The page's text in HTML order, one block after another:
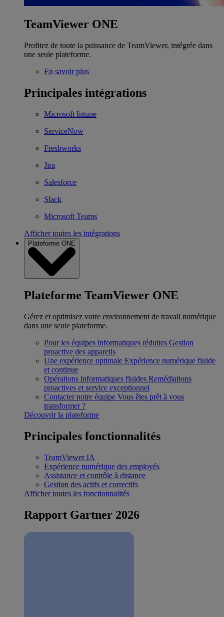
TeamViewer ONE
Profitez de toute la puissance de TeamViewer, intégrée dans
une seule plateforme.
En savoir plus
Principales intégrations
Microsoft Intune
ServiceNow
Freshworks
Jira
Salesforce
Slack
Microsoft Teams
Afficher toutes les intégrations
Plateforme ONE
Plateforme TeamViewer ONE
Gérez et optimisez votre environnement de travail numérique
dans une seule plateforme.
Pour les équipes informatiques réduites Gestion
proactive des appareils
Une expérience optimale Expérience numérique fluide
et continue
Opérations informatiques fluides Remédiations
proactives et service exceptionnel
Contacter notre équipe Vous êtes prêt à vous
transformer ?
Découvrir la plateforme
Principales fonctionnalités
TeamViewer IA
Expérience numérique des employés
Assistance et contrôle à distance
Gestion des actifs et correctifs
Afficher toutes les fonctionnalités
Rapport Gartner 2026